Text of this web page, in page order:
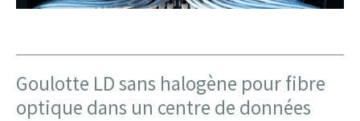
Goulotte LD sans halogène pour fibre
optique dans un centre de données